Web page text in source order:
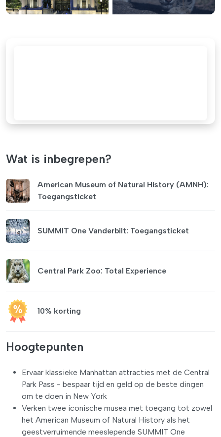
Wat is inbegrepen?
American Museum of Natural History (AMNH):
Toegangsticket
SUMMIT One Vanderbilt: Toegangsticket
Central Park Zoo: Total Experience
10% korting
Hoogtepunten
Ervaar klassieke Manhattan attracties met de Central
Park Pass - bespaar tijd en geld op de beste dingen
om te doen in New York
Verken twee iconische musea met toegang tot zowel
het American Museum of Natural History als het
geestverruimende meeslepende SUMMIT One